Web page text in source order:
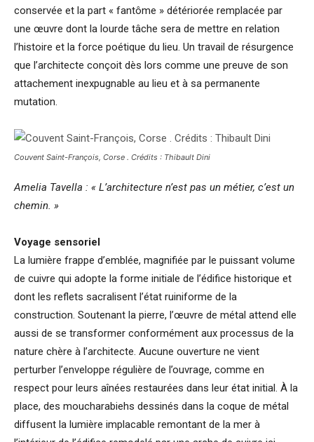
conservée et la part « fantôme » détériorée remplacée par
une œuvre dont la lourde tâche sera de mettre en relation
l’histoire et la force poétique du lieu. Un travail de résurgence
que l’architecte conçoit dès lors comme une preuve de son
attachement inexpugnable au lieu et à sa permanente
mutation.
Couvent Saint-François, Corse . Crédits : Thibault Dini
Amelia Tavella : « L’architecture n’est pas un métier, c’est un
chemin. »
Voyage sensoriel
La lumière frappe d’emblée, magnifiée par le puissant volume
de cuivre qui adopte la forme initiale de l’édifice historique et
dont les reflets sacralisent l’état ruiniforme de la
construction. Soutenant la pierre, l’œuvre de métal attend elle
aussi de se transformer conformément aux processus de la
nature chère à l’architecte. Aucune ouverture ne vient
perturber l’enveloppe régulière de l’ouvrage, comme en
respect pour leurs aînées restaurées dans leur état initial. À la
place, des moucharabiehs dessinés dans la coque de métal
diffusent la lumière implacable remontant de la mer à